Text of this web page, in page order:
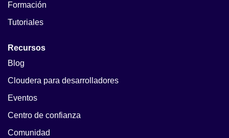
Formación
Tutoriales
Recursos
Blog
Cloudera para desarrolladores
Eventos
Centro de confianza
Comunidad